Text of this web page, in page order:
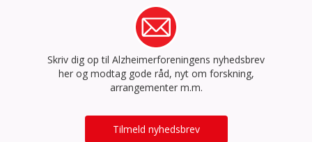
Skriv dig op til Alzheimerforeningens nyhedsbrev
her og modtag gode råd, nyt om forskning,
arrangementer m.m.
Tilmeld nyhedsbrev